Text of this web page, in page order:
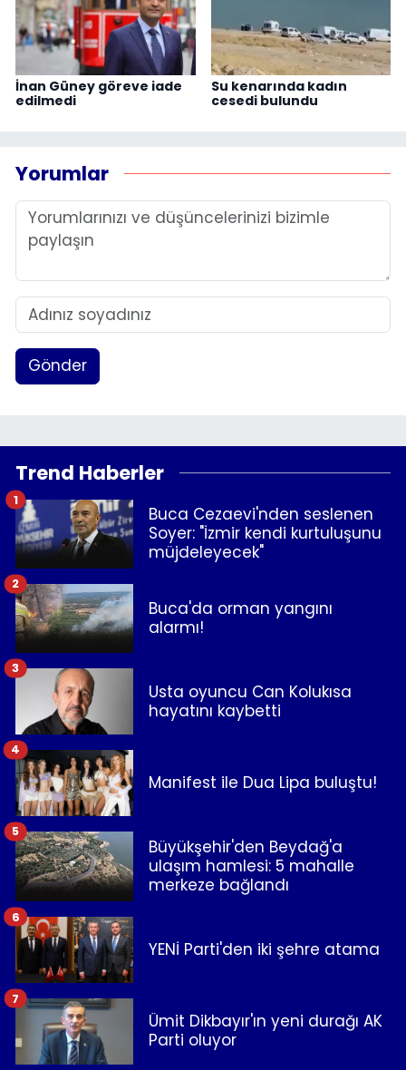
İnan Güney göreve iade
edilmedi
Su kenarında kadın
cesedi bulundu
Yorumlar
Gönder
Trend Haberler
Buca Cezaevi'nden seslenen
Soyer: "İzmir kendi kurtuluşunu
müjdeleyecek"
1
Buca'da orman yangını
alarmı!
2
Usta oyuncu Can Kolukısa
hayatını kaybetti
3
Manifest ile Dua Lipa buluştu!
4
Büyükşehir'den Beydağ'a
ulaşım hamlesi: 5 mahalle
merkeze bağlandı
5
YENİ Parti'den iki şehre atama
6
Ümit Dikbayır'ın yeni durağı AK
Parti oluyor
7